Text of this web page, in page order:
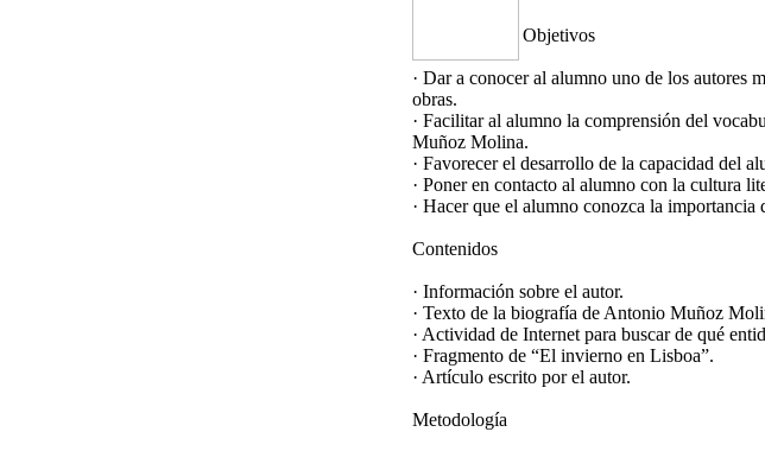
Objetivos
· Dar a conocer al alumno uno de los autores
obras.
· Facilitar al alumno la comprensión del
Muñoz Molina.
· Favorecer el desarrollo de la capacidad del
· Poner en contacto al alumno con la cultura
· Hacer que el alumno conozca la importancia
Contenidos
· Información sobre el autor.
· Texto de la biografía de Antonio Muñoz
· Actividad de Internet para buscar de qué
· Fragmento de “El invierno en Lisboa”.
· Artículo escrito por el autor.
Metodología